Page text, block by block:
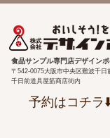
食品サンプル専門店デザイン
〒542-0075大阪市中央区難波千日
千日前道具屋筋商店街内
予約はコチラ